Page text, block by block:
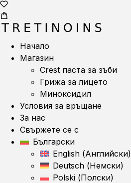
Начало
Магазин
Crest паста за зъби
Грижа за лицето
Миноксидил
Условия за връщане
За нас
Свържете се с
Български
English (Английски)
Deutsch (Немски)
Polski (Полски)